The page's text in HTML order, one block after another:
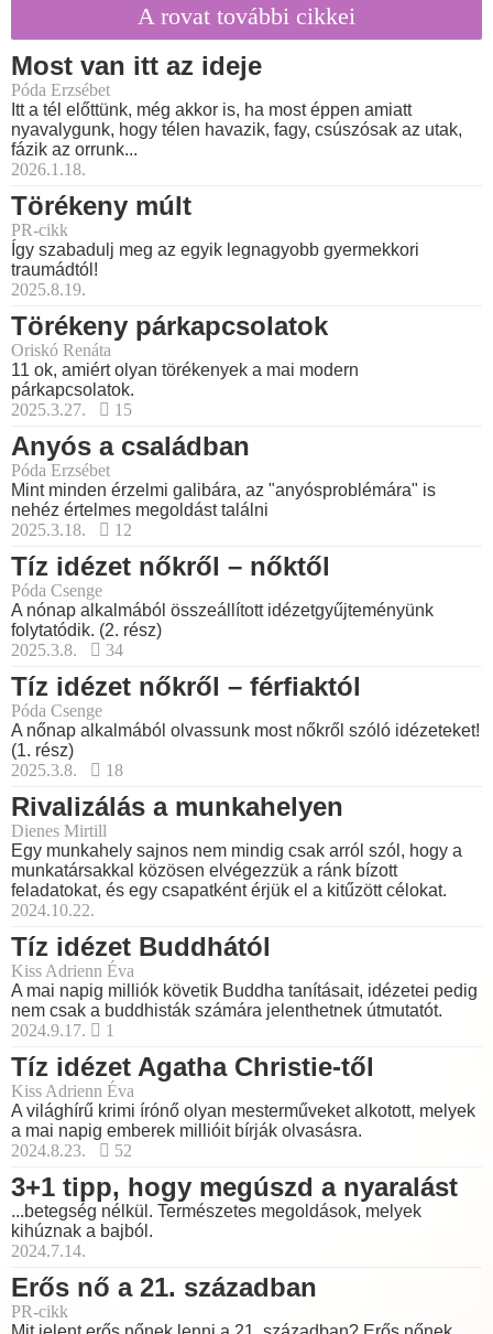
A rovat további cikkei
Most van itt az ideje
Póda Erzsébet
Itt a tél előttünk, még akkor is, ha most éppen amiatt
nyavalygunk, hogy télen havazik, fagy, csúszósak az utak,
fázik az orrunk...
2026.1.18.
Törékeny múlt
PR-cikk
Így szabadulj meg az egyik legnagyobb gyermekkori
traumádtól!
2025.8.19.
Törékeny párkapcsolatok
Oriskó Renáta
11 ok, amiért olyan törékenyek a mai modern
párkapcsolatok.
2025.3.27.
15
Anyós a családban
Póda Erzsébet
Mint minden érzelmi galibára, az "anyósproblémára" is
nehéz értelmes megoldást találni
2025.3.18.
12
Tíz idézet nőkről – nőktől
Póda Csenge
A nónap alkalmából összeállított idézetgyűjteményünk
folytatódik. (2. rész)
2025.3.8.
34
Tíz idézet nőkről – férfiaktól
Póda Csenge
A nőnap alkalmából olvassunk most nőkről szóló idézeteket!
(1. rész)
2025.3.8.
18
Rivalizálás a munkahelyen
Dienes Mirtill
Egy munkahely sajnos nem mindig csak arról szól, hogy a
munkatársakkal közösen elvégezzük a ránk bízott
feladatokat, és egy csapatként érjük el a kitűzött célokat.
2024.10.22.
Tíz idézet Buddhától
Kiss Adrienn Éva
A mai napig milliók követik Buddha tanításait, idézetei pedig
nem csak a buddhisták számára jelenthetnek útmutatót.
2024.9.17.
1
Tíz idézet Agatha Christie-től
Kiss Adrienn Éva
A világhírű krimi írónő olyan mesterműveket alkotott, melyek
a mai napig emberek millióit bírják olvasásra.
2024.8.23.
52
3+1 tipp, hogy megúszd a nyaralást
...betegség nélkül. Természetes megoldások, melyek
kihúznak a bajból.
2024.7.14.
Erős nő a 21. században
PR-cikk